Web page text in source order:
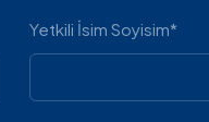
Yetkili İsim Soyisim*
Tip-15